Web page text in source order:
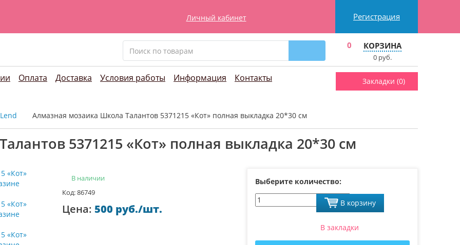
Личный кабинет Регистрация
0 КОРЗИНА
0руб.
Закладки (0)
Оплата Доставка Условия работы Информация Контакты
Алмазная мозаика Школа Талантов 5371215 «Кот» полная выкладка 20*30 см
5371215 «Кот» полная выкладка 20*30 см
В наличии
Код: 86749
Цена: 500 руб./шт.
Выберите количество:
В корзину
В закладки